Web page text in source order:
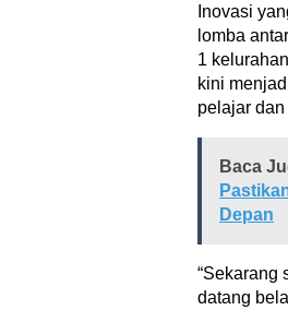
Inovasi
lomba
1
kini
pelajar
Baca
Depan
“Sekarang
datang